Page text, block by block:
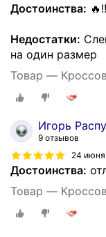
Достоинства:
Недостатки:
на один размер
Товар —
Игорь
9 отзывов
24
Достоинства:
Товар —